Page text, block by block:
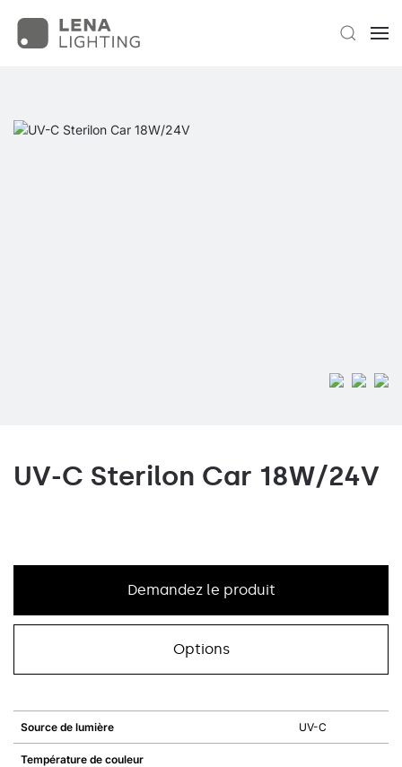
UV-C Sterilon Car 18W/24V
Demandez le produit
Options
Source de lumière UV-C
Température de couleur